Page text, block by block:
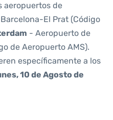
aeropuertos de
El Prat (Código
- Aeropuerto de
de Aeropuerto AMS).
específicamente a los
10 de Agosto de